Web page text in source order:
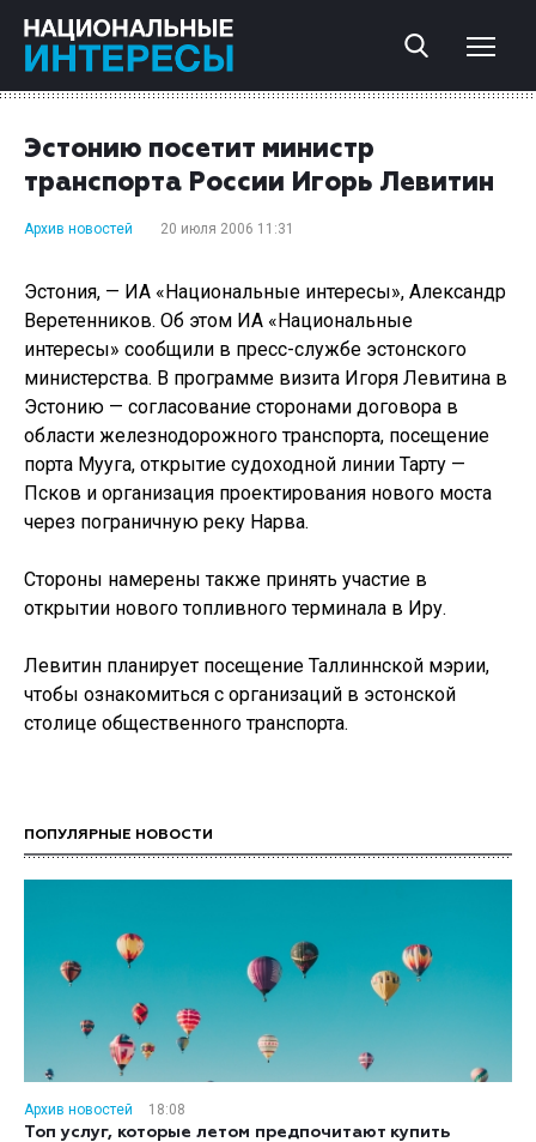
Эстонию посетит министр
транспорта России Игорь Левитин
Архив новостей 20 июля 2006 11:31
Эстония, — ИА «Национальные интересы», Александр
Веретенников. Об этом ИА «Национальные
интересы» сообщили в пресс-службе эстонского
министерства. В программе визита Игоря Левитина в
Эстонию — согласование сторонами договора в
области железнодорожного транспорта, посещение
порта Мууга, открытие судоходной линии Тарту —
Псков и организация проектирования нового моста
через пограничную реку Нарва.
Стороны намерены также принять участие в
открытии нового топливного терминала в Иру.
Левитин планирует посещение Таллиннской мэрии,
чтобы ознакомиться с организаций в эстонской
столице общественного транспорта.
ПОПУЛЯРНЫЕ НОВОСТИ
Архив новостей
18:08
Топ услуг, которые летом предпочитают купить